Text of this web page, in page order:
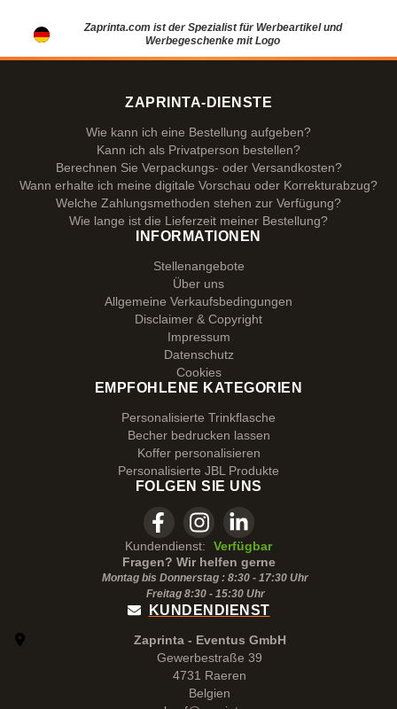
Zaprinta.com ist der Spezialist für Werbeartikel und
Werbegeschenke mit Logo
ZAPRINTA-DIENSTE
Wie kann ich eine Bestellung aufgeben?
Kann ich als Privatperson bestellen?
Berechnen Sie Verpackungs- oder Versandkosten?
Wann erhalte ich meine digitale Vorschau oder Korrekturabzug?
Welche Zahlungsmethoden stehen zur Verfügung?
Wie lange ist die Lieferzeit meiner Bestellung?
INFORMATIONEN
Stellenangebote
Über uns
Allgemeine Verkaufsbedingungen
Disclaimer & Copyright
Impressum
Datenschutz
Cookies
EMPFOHLENE KATEGORIEN
Personalisierte Trinkflasche
Becher bedrucken lassen
Koffer personalisieren
Personalisierte JBL Produkte
FOLGEN SIE UNS
Kundendienst:
Verfügbar
Fragen? Wir helfen gerne
Montag bis Donnerstag : 8:30 - 17:30 Uhr
Freitag 8:30 - 15:30Uhr
KUNDENDIENST
Zaprinta - Eventus GmbH
Gewerbestraße 39
4731 Raeren
Belgien